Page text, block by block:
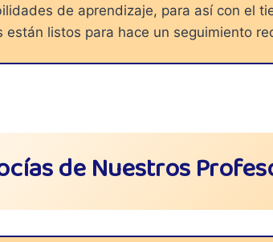
de aprendizaje, para así con el
están listos para hace un seguimiento
de Nuestros